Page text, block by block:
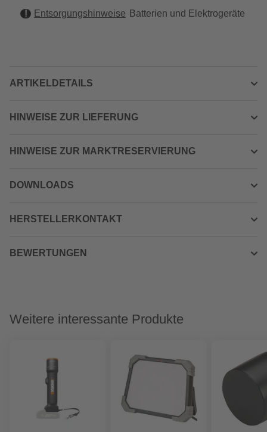
Entsorgungshinweise Batterien und Elektrogeräte
ARTIKELDETAILS
HINWEISE ZUR LIEFERUNG
HINWEISE ZUR MARKTRESERVIERUNG
DOWNLOADS
HERSTELLERKONTAKT
BEWERTUNGEN
Weitere interessante Produkte